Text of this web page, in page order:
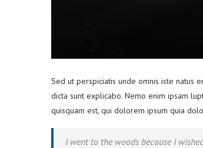
Sed ut perspiciatis unde omnis iste natus
dicta sunt explicabo. Nemo enim ipsam
quisquam est, qui dolorem ipsum quia
I went to the woods because I